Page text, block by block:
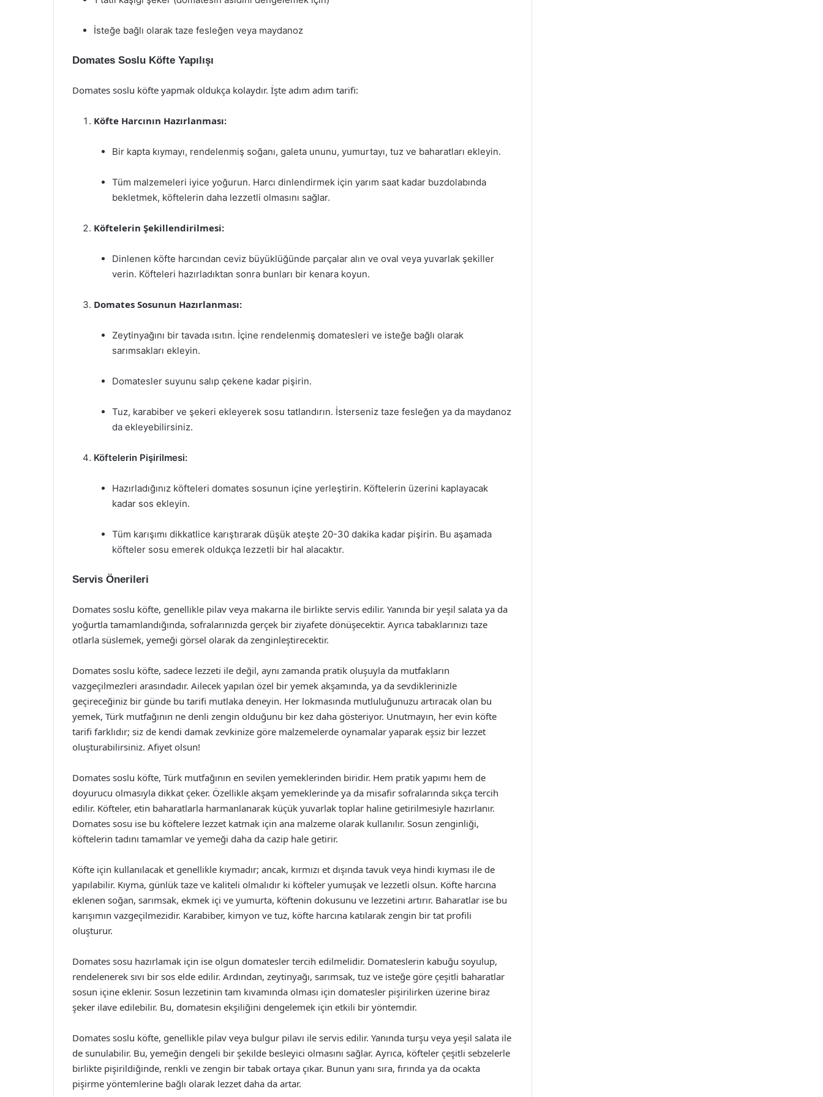
İsteğe bağlı olarak taze fesleğen veya maydanoz
Domates Soslu Köfte Yapılışı
Domates soslu köfte yapmak oldukça kolaydır. İşte adım adım tarifi:
Köfte Harcının Hazırlanması:
Bir kapta kıymayı, rendelenmiş soğanı, galeta ununu, yumurtayı, tuz ve baharatları ekleyin.
Tüm malzemeleri iyice yoğurun. Harcı dinlendirmek için yarım saat kadar buzdolabında
bekletmek, köftelerin daha lezzetli olmasını sağlar.
Köftelerin Şekillendirilmesi:
Dinlenen köfte harcından ceviz büyüklüğünde parçalar alın ve oval veya yuvarlak şekiller
verin. Köfteleri hazırladıktan sonra bunları bir kenara koyun.
Domates Sosunun Hazırlanması:
Zeytinyağını bir tavada ısıtın. İçine rendelenmiş domatesleri ve isteğe bağlı olarak
sarımsakları ekleyin.
Domatesler suyunu salıp çekene kadar pişirin.
Tuz, karabiber ve şekeri ekleyerek sosu tatlandırın. İsterseniz taze fesleğen ya da maydanoz
da ekleyebilirsiniz.
Köftelerin Pişirilmesi:
Hazırladığınız köfteleri domates sosunun içine yerleştirin. Köftelerin üzerini kaplayacak
kadar sos ekleyin.
Tüm karışımı dikkatlice karıştırarak düşük ateşte 20-30 dakika kadar pişirin. Bu aşamada
köfteler sosu emerek oldukça lezzetli bir hal alacaktır.
Servis Önerileri
Domates soslu köfte, genellikle pilav veya makarna ile birlikte servis edilir. Yanında bir yeşil salata ya da
yoğurtla tamamlandığında, sofralarınızda gerçek bir ziyafete dönüşecektir. Ayrıca tabaklarınızı taze
otlarla süslemek, yemeği görsel olarak da zenginleştirecektir.
Domates soslu köfte, sadece lezzeti ile değil, aynı zamanda pratik oluşuyla da mutfakların
vazgeçilmezleri arasındadır. Ailecek yapılan özel bir yemek akşamında, ya da sevdiklerinizle
geçireceğiniz bir günde bu tarifi mutlaka deneyin. Her lokmasında mutluluğunuzu artıracak olan bu
yemek, Türk mutfağının ne denli zengin olduğunu bir kez daha gösteriyor. Unutmayın, her evin köfte
tarifi farklıdır; siz de kendi damak zevkinize göre malzemelerde oynamalar yaparak eşsiz bir lezzet
oluşturabilirsiniz. Afiyet olsun!
Domates soslu köfte, Türk mutfağının en sevilen yemeklerinden biridir. Hem pratik yapımı hem de
doyurucu olmasıyla dikkat çeker. Özellikle akşam yemeklerinde ya da misafir sofralarında sıkça tercih
edilir. Köfteler, etin baharatlarla harmanlanarak küçük yuvarlak toplar haline getirilmesiyle hazırlanır.
Domates sosu ise bu köftelere lezzet katmak için ana malzeme olarak kullanılır. Sosun zenginliği,
köftelerin tadını tamamlar ve yemeği daha da cazip hale getirir.
Köfte için kullanılacak et genellikle kıymadır; ancak, kırmızı et dışında tavuk veya hindi kıyması ile de
yapılabilir. Kıyma, günlük taze ve kaliteli olmalıdır ki köfteler yumuşak ve lezzetli olsun. Köfte harcına
eklenen soğan, sarımsak, ekmek içi ve yumurta, köftenin dokusunu ve lezzetini artırır. Baharatlar ise bu
karışımın vazgeçilmezidir. Karabiber, kimyon ve tuz, köfte harcına katılarak zengin bir tat profili
oluşturur.
Domates sosu hazırlamak için ise olgun domatesler tercih edilmelidir. Domateslerin kabuğu soyulup,
rendelenerek sıvı bir sos elde edilir. Ardından, zeytinyağı, sarımsak, tuz ve isteğe göre çeşitli baharatlar
sosun içine eklenir. Sosun lezzetinin tam kıvamında olması için domatesler pişirilirken üzerine biraz
şeker ilave edilebilir. Bu, domatesin ekşiliğini dengelemek için etkili bir yöntemdir.
Domates soslu köfte, genellikle pilav veya bulgur pilavı ile servis edilir. Yanında turşu veya yeşil salata ile
de sunulabilir. Bu, yemeğin dengeli bir şekilde besleyici olmasını sağlar. Ayrıca, köfteler çeşitli sebzelerle
birlikte pişirildiğinde, renkli ve zengin bir tabak ortaya çıkar. Bunun yanı sıra, fırında ya da ocakta
pişirme yöntemlerine bağlı olarak lezzet daha da artar.